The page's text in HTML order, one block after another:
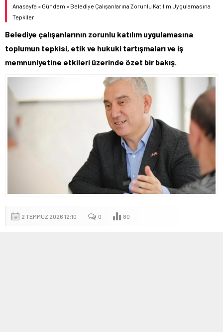
Anasayfa » Gündem » Belediye Çalışanlarına Zorunlu Katılım Uygulamasına
Tepkiler
Belediye çalışanlarının zorunlu katılım uygulamasına
toplumun tepkisi, etik ve hukuki tartışmaları ve iş
memnuniyetine etkileri üzerinde özet bir bakış.
2 TEMMUZ 2026 12:10 0 80